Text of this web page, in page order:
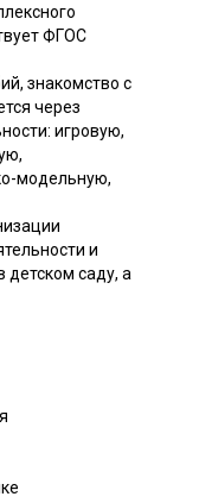
ФГОС
знакомство с
через
игровую,
модельную,
и
детском саду, а